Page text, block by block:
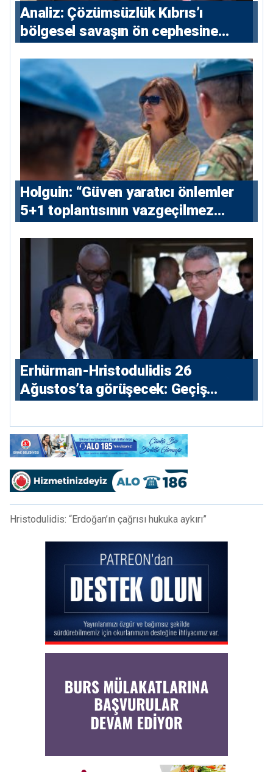
Analiz: Çözümsüzlük Kıbrıs’ı
bölgesel savaşın ön cephesine
⁠Holguin: “Güven yaratıcı önlemler
5+1 toplantısının vazgeçilmez
Erhürman-Hristodulidis 26
Ağustos’ta görüşecek: Geçiş
Hristodulidis: “Erdoğan’ın çağrısı hukuka aykırı”